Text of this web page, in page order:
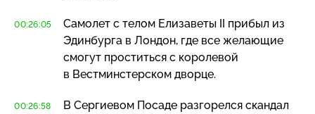
00:26:05
Самолет с телом Елизаветы II прибыл из
Эдинбурга в Лондон, где все желающие
смогут проститься с королевой
в Вестминстерском дворце.
00:26:58
В Сергиевом Посаде разгорелся скандал